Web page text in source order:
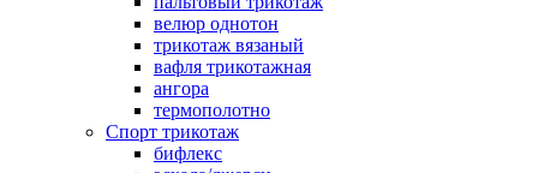
велюр однотон
трикотаж вязаный
вафля трикотажная
ангора
термополотно
Спорт трикотаж
бифлекс